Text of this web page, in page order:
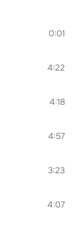
0:01
4:22
4:18
4:57
3:23
4:07